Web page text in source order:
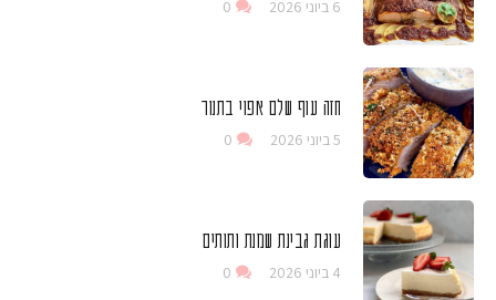
6 ביוני 2026 0
חזה עוף שלם אפוי בתנור
5 ביוני 2026 0
עוגת גבינת שמנת ותותים
4 ביוני 2026 0